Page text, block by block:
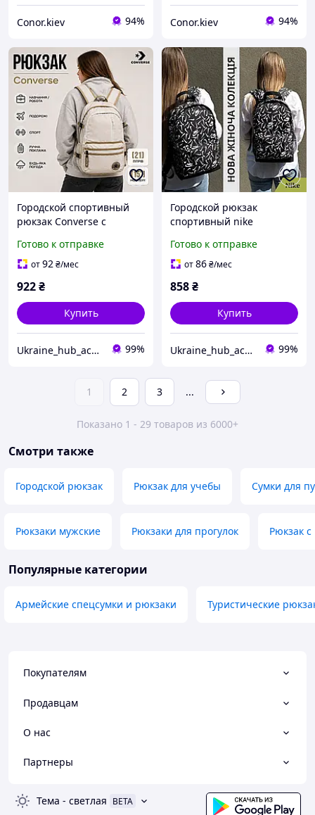
Conor.kiev 94% Conor.kiev 94%
Городской спортивный
рюкзак Converse с
вместительный рюкзак
Конверс
Готово к отправке
от92₴/мес
922₴
Купить
Ukraine_hub_accessory 99%
Городской рюкзак
спортивный nike
для тренировок женский
Городские рюкзаки
Готово к отправке
от86₴/мес
858₴
Купить
Ukraine_hub_accessory 99%
1 2 3 ...
Показано 1 - 29 товаров из 6000+
Смотри также
Городской рюкзак Рюкзак для учебы Сумки для
Рюкзаки мужские Рюкзаки для прогулок Рюкзак
Популярные категории
Армейские спецсумки и рюкзаки Туристические
Покупателям
Продавцам
О нас
Партнеры
Тема - светлая BETA